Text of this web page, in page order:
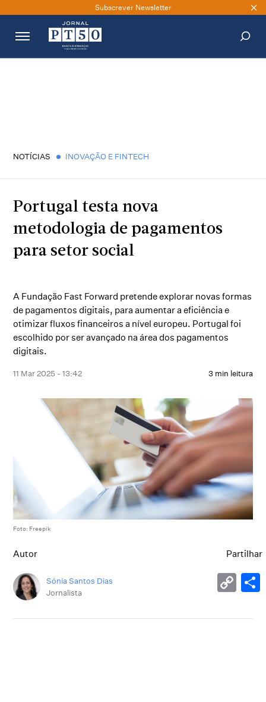
Subscrever Newsletter
NOTÍCIAS INOVAÇÃO E FINTECH
Portugal testa nova
metodologia de pagamentos
para setor social
A Fundação Fast Forward pretende explorar novas formas
de pagamentos digitais, para aumentar a eficiência e
otimizar fluxos financeiros a nível europeu. Portugal foi
escolhido por ser avançado na área dos pagamentos
digitais.
11 Mar 2025 - 13:42 3 min leitura
Foto: Freepik
Autor
Sónia Santos Dias
Jornalista
Partilhar